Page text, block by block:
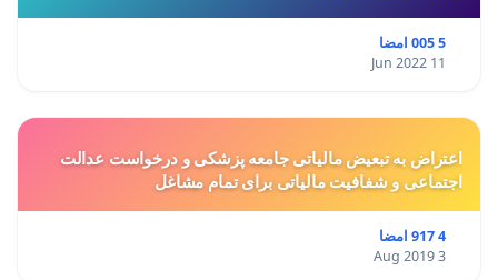
5 005 امضا
11 Jun 2022
اعتراض به تبعیض مالیاتی جامعه پزشکی و درخواست عدالت
اجتماعی و شفافیت مالیاتی برای تمام مشاغل
4 917 امضا
3 Aug 2019